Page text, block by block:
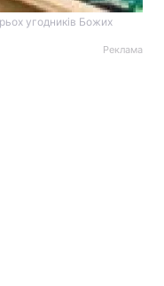
угодників Божих
Реклама